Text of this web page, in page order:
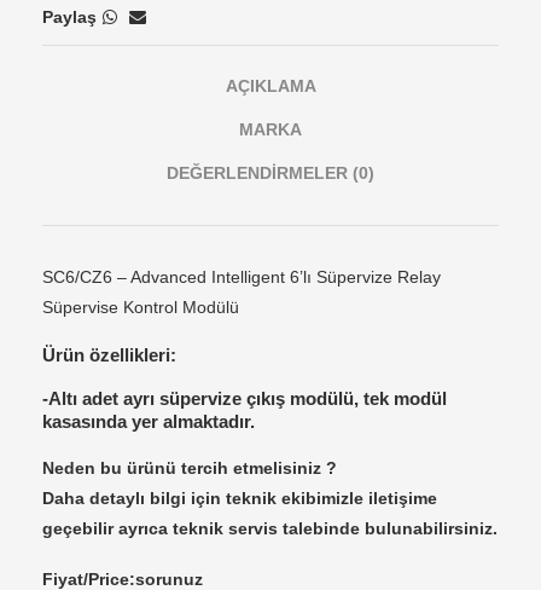
Paylaş
AÇIKLAMA
MARKA
DEĞERLENDIRMELER (0)
SC6/CZ6 – Advanced Intelligent 6’lı Süpervize Relay
Süpervise Kontrol Modülü
Ürün özellikleri:
-Altı adet ayrı süpervize çıkış modülü, tek modül
kasasında yer almaktadır.
Neden bu ürünü tercih etmelisiniz ?
Daha detaylı bilgi için teknik ekibimizle iletişime
geçebilir ayrıca teknik servis talebinde bulunabilirsiniz.
Fiyat/Price:sorunuz